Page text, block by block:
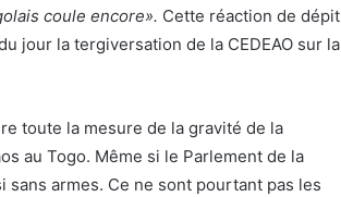
coule encore». Cette réaction de dépit
jour la tergiversation de la CEDEAO sur la
toute la mesure de la gravité de la
au Togo. Même si le Parlement de la
sans armes. Ce ne sont pourtant pas les